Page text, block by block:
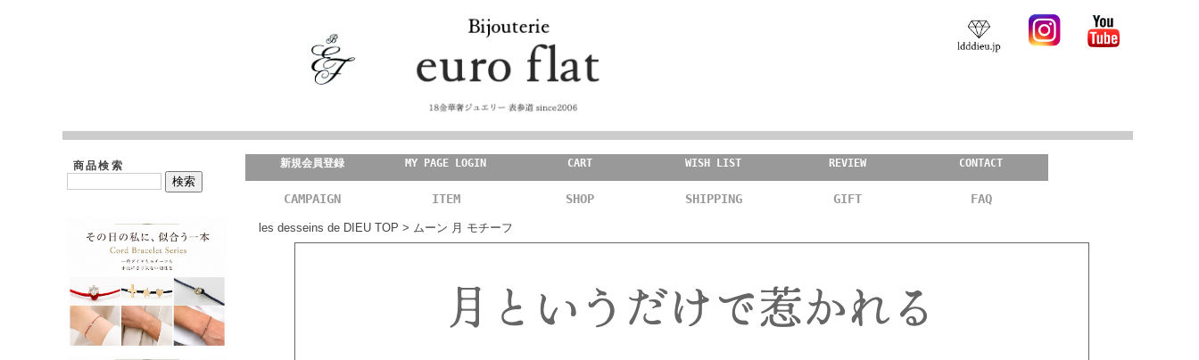
商品検索 新規会員登録 MY PAGE LOGIN CART WISH LIST REVIEW CONTACT
CAMPAIGN ITEM SHOP SHIPPING GIFT FAQ
les desseins de DIEU TOP > ムーン 月 モチーフ